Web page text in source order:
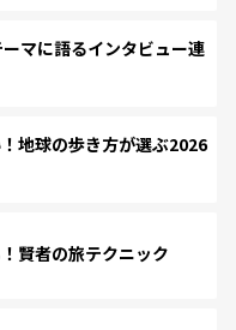
マに語るインタビュー連
地球の歩き方が選ぶ2026
賢者の旅テクニック